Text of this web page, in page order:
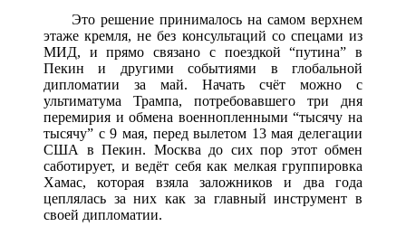
Это решение принималось на самом верхнем
этаже кремля, не без консультаций со спецами из
МИД, и прямо связано с поездкой “путина” в
Пекин и другими событиями в глобальной
дипломатии за май. Начать счёт можно с
ультиматума Трампа, потребовавшего три дня
перемирия и обмена военнопленными “тысячу на
тысячу” с 9 мая, перед вылетом 13 мая делегации
США в Пекин. Москва до сих пор этот обмен
саботирует, и ведёт себя как мелкая группировка
Хамас, которая взяла заложников и два года
цеплялась за них как за главный инструмент в
своей дипломатии.